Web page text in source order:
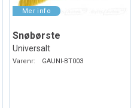
Snøbørste
Universalt
Varenr: GAUNI-BT003